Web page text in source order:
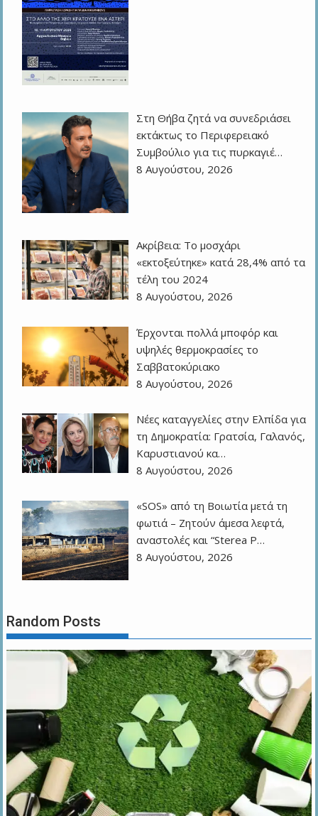
Στη Θήβα ζητά να συνεδριάσει
εκτάκτως το Περιφερειακό
Συμβούλιο για τις πυρκαγιέ…
8 Αυγούστου, 2026
Ακρίβεια: Το μοσχάρι
«εκτοξεύτηκε» κατά 28,4% από τα
τέλη του 2024
8 Αυγούστου, 2026
Έρχονται πολλά μποφόρ και
υψηλές θερμοκρασίες το
Σαββατοκύριακο
8 Αυγούστου, 2026
Νέες καταγγελίες στην Ελπίδα για
τη Δημοκρατία: Γρατσία, Γαλανός,
Καρυστιανού κα…
8 Αυγούστου, 2026
«SOS» από τη Βοιωτία μετά τη
φωτιά – Ζητούν άμεσα λεφτά,
αναστολές και “Sterea P…
8 Αυγούστου, 2026
Random Posts